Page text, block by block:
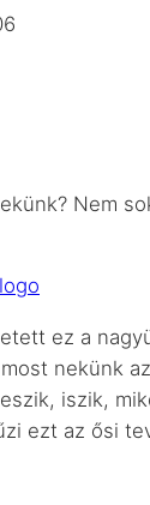
Nem
ez a
nekünk
iszik,
ezt az ősi